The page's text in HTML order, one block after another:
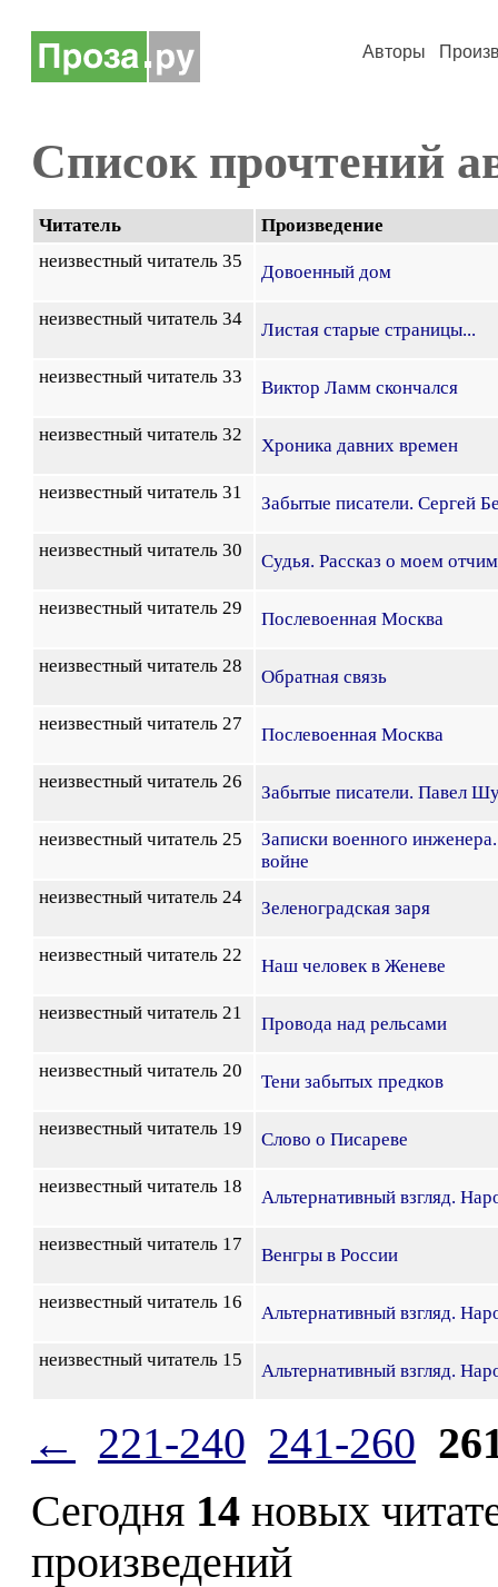
Авторы
Список прочтений
Читатель
Произведение
неизвестный читатель 35
Довоенный дом
неизвестный читатель 34
Листая старые страницы...
неизвестный читатель 33
Виктор Ламм скончался
неизвестный читатель 32
Хроника давних времен
неизвестный читатель 31
Забытые писатели. Сергей
неизвестный читатель 30
Судья. Рассказ о моем
неизвестный читатель 29
Послевоенная Москва
неизвестный читатель 28
Обратная связь
неизвестный читатель 27
Послевоенная Москва
неизвестный читатель 26
Забытые писатели. Павел
неизвестный читатель 25
Записки военного
войне
неизвестный читатель 24
Зеленоградская заря
неизвестный читатель 22
Наш человек в Женеве
неизвестный читатель 21
Провода над рельсами
неизвестный читатель 20
Тени забытых предков
неизвестный читатель 19
Слово о Писареве
неизвестный читатель 18
Альтернативный взгляд.
неизвестный читатель 17
Венгры в России
неизвестный читатель 16
Альтернативный взгляд.
неизвестный читатель 15
Альтернативный взгляд.
← 221-240 241-260
Сегодня 14 новых
произведений